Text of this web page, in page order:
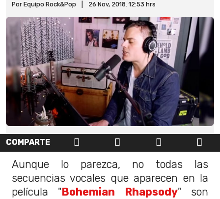
Por Equipo Rock&Pop 26 Nov, 2018. 12:53 hrs
COMPARTE
Aunque lo parezca, no todas las
secuencias vocales que aparecen en la
película "Bohemian Rhapsody" son